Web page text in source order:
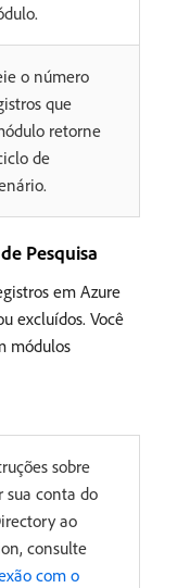
o número
que
retorne
de
Pesquisa
em Azure
excluídos. Você
módulos
sobre
sua conta do
ao
consulte
com o